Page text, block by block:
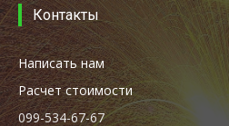
Контакты
Написать нам
Расчет стоимости
099-534-67-67